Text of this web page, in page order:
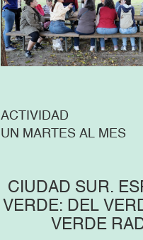
ACTIVIDAD
UN MARTES AL MES
CIUDAD SUR.
VERDE: DEL
VERDE